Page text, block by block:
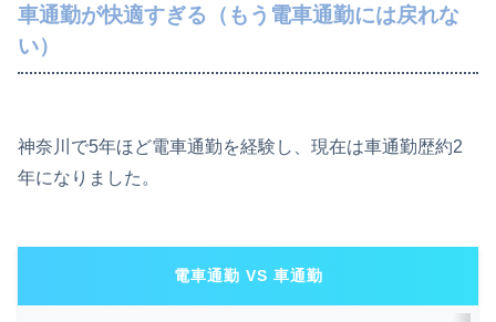
車通勤が快適すぎる（もう電車通勤には戻れな
い）
神奈川で5年ほど電車通勤を経験し、現在は車通勤歴約2
年になりました。
電車通勤 VS 車通勤